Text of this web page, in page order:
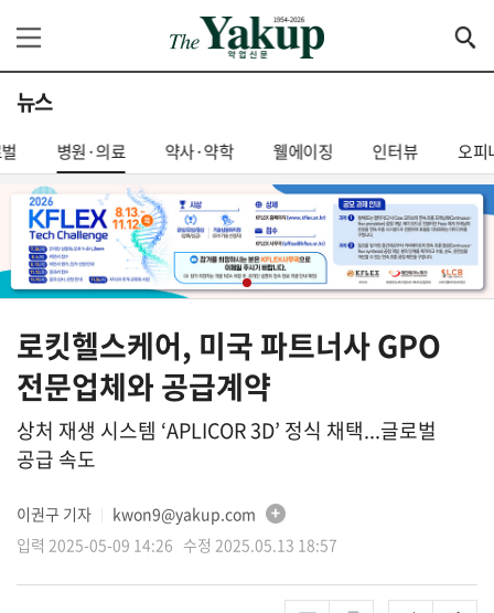
뉴스
병원·의료 약사·약학 웰에이징 인터뷰 오피
로킷헬스케어, 미국 파트너사 GPO
전문업체와 공급계약
상처 재생 시스템 ‘APLICOR 3D’ 정식 채택...글로벌
공급 속도
이권구 기자
kwon9@yakup.com
입력 2025-05-09 14:26 수정 2025.05.13 18:57